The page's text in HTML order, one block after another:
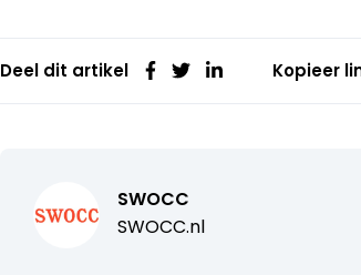
Deel dit artikel Kopieer
SWOCC
SWOCC.nl